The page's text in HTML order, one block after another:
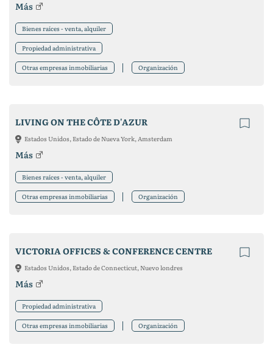
Más
Bienes raíces - venta, alquiler
Propiedad administrativa
Otras empresas inmobiliarias Organización
LIVING ON THE CÔTE D'AZUR
Estados Unidos, Estado de Nueva York, Amsterdam
Más
Bienes raíces - venta, alquiler
Otras empresas inmobiliarias Organización
VICTORIA OFFICES & CONFERENCE CENTRE
Estados Unidos, Estado de Connecticut, Nuevo londres
Más
Propiedad administrativa
Otras empresas inmobiliarias Organización